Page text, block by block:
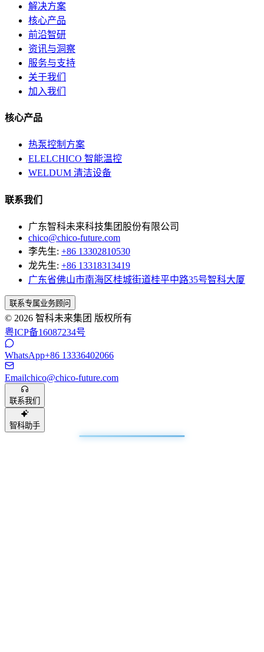
解决方案
核心产品
前沿智研
资讯与洞察
服务与支持
关于我们
加入我们
核心产品
热泵控制方案
ELELCHICO 智能温控
WELDUM 清洁设备
联系我们
广东智科未来科技集团股份有限公司
chico@chico-future.com
李先生: +86 13302810530
龙先生: +86 13318313419
广东省佛山市南海区桂城街道桂平中路35号智科大厦
联系专属业务顾问
© 2026 智科未来集团 版权所有
粤ICP备16087234号
WhatsApp+86 13336402066
Emailchico@chico-future.com
联系我们
智科助手